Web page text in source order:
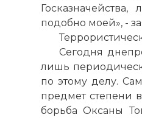
подобно моей», -
Сегодня
лишь
по этому делу.
предмет степени
борьба Оксаны